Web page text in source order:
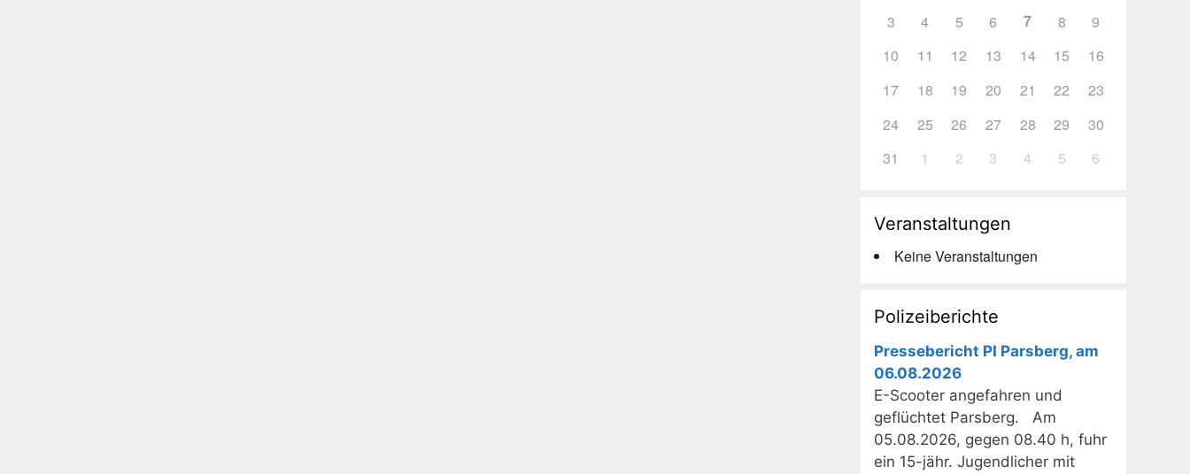
3
4 5 6 7 8
9
10
11 12 13 14 15
16
17
18 19 20 21 22
23
24
25 26 27 28 29
30
31
1 2 3 4 5 6
Veranstaltungen
Keine Veranstaltungen
Polizeiberichte
Pressebericht PI Parsberg, am
06.08.2026
E-Scooter angefahren und
geflüchtet Parsberg. Am
05.08.2026, gegen 08.40 h, fuhr
ein 15-jähr. Jugendlicher mit